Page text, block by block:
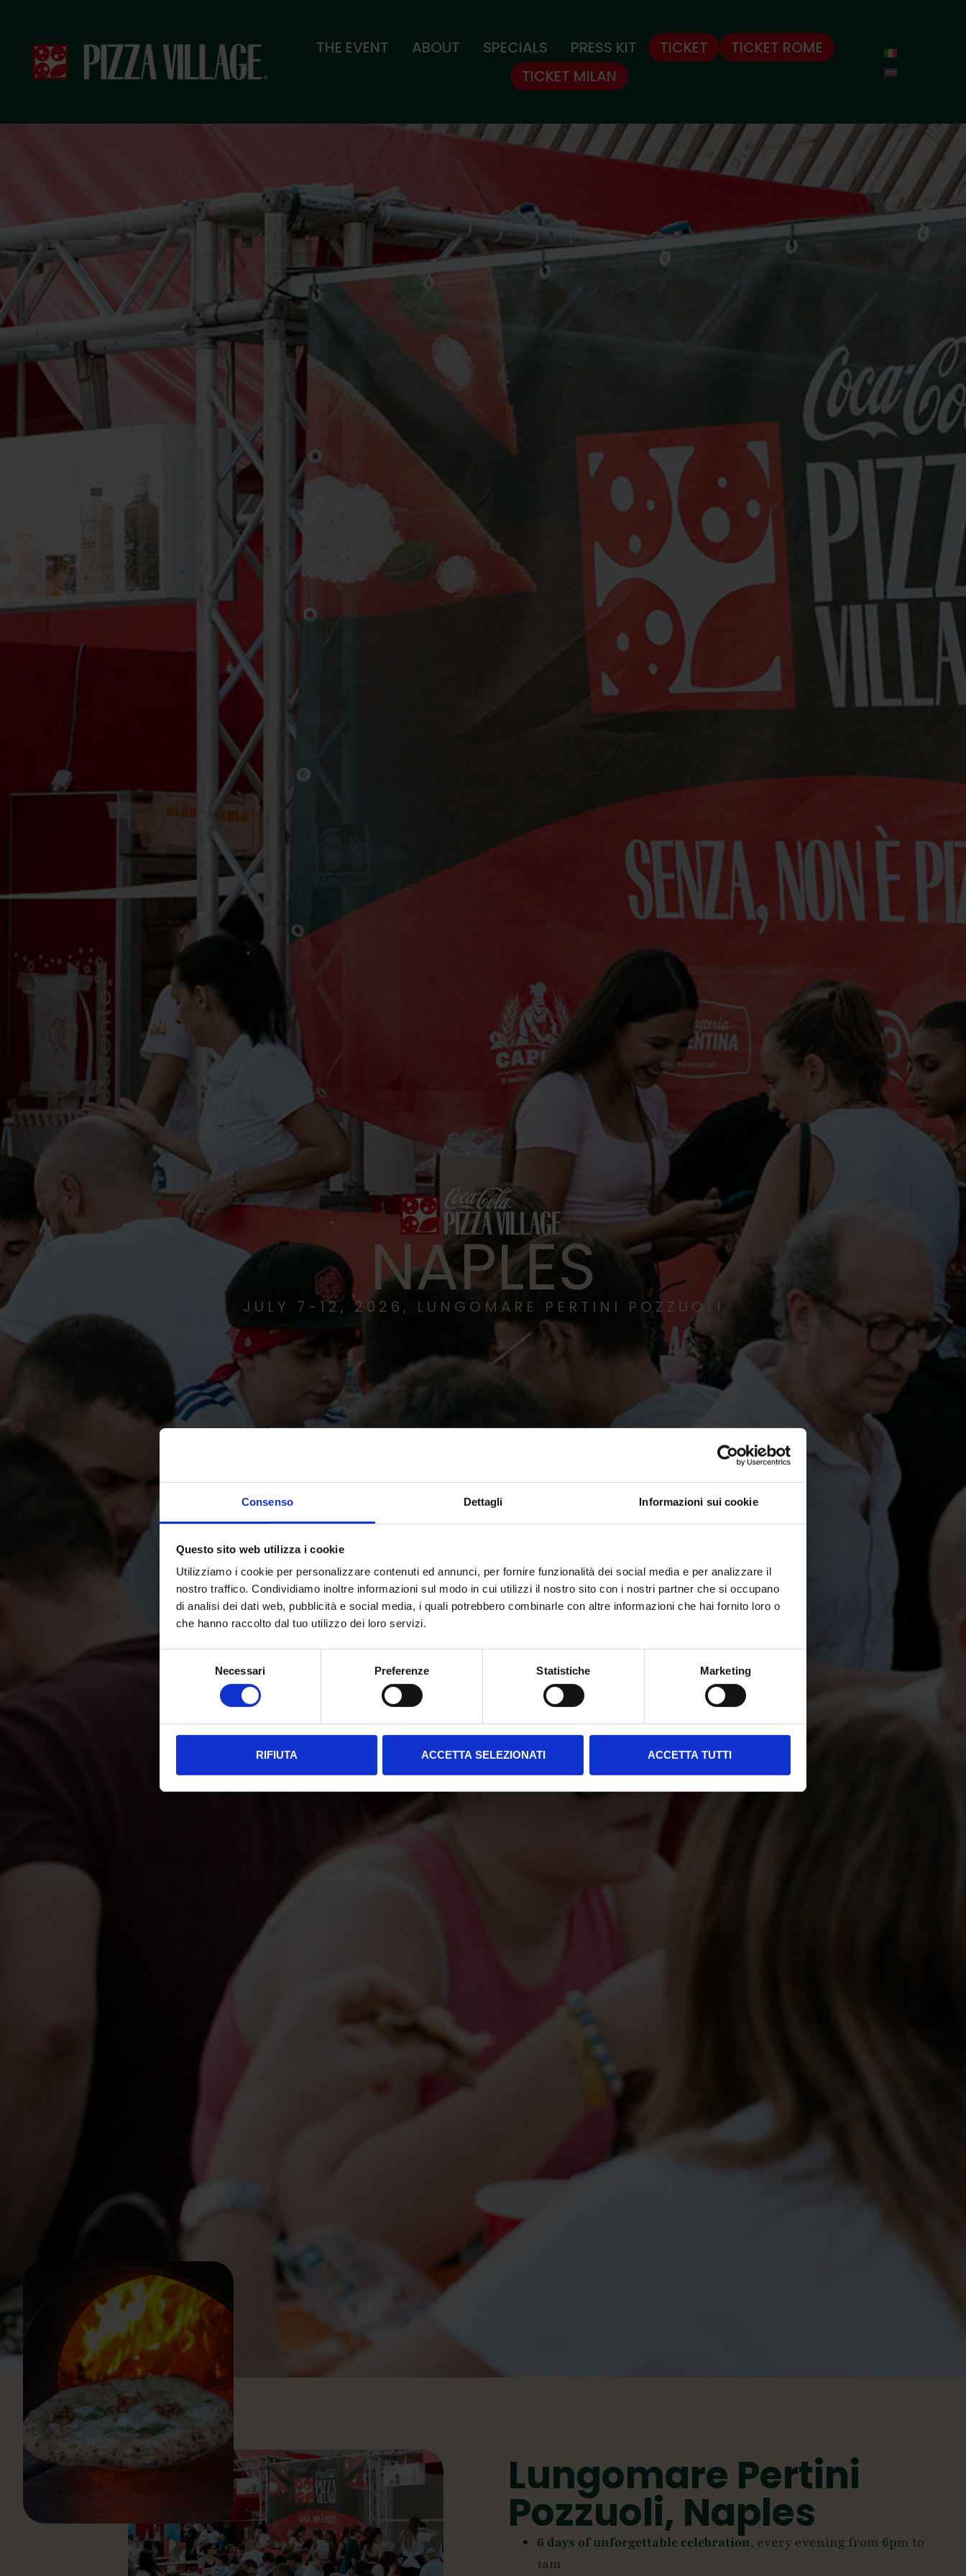
Consenso Dettagli Informazioni sui cookie
Questo sito web utilizza i cookie
Utilizziamo i cookie per personalizzare contenuti ed annunci, per fornire funzionalità dei social media e per analizzare il
nostro traffico. Condividiamo inoltre informazioni sul modo in cui utilizzi il nostro sito con i nostri partner che si occupano
di analisi dei dati web, pubblicità e social media, i quali potrebbero combinarle con altre informazioni che hai fornito loro o
che hanno raccolto dal tuo utilizzo dei loro servizi.
Necessari Preferenze Statistiche Marketing
RIFIUTA ACCETTA SELEZIONATI ACCETTA TUTTI
THE EVENT ABOUT SPECIALS PRESS KIT TICKET
TICKET ROME
TICKET MILAN
NAPLES
JULY 7-12, 2026, LUNGOMARE PERTINI POZZUOLI
Lungomare Pertini
Pozzuoli, Naples
6 days of unforgettable celebration, every evening from 6pm to
1am